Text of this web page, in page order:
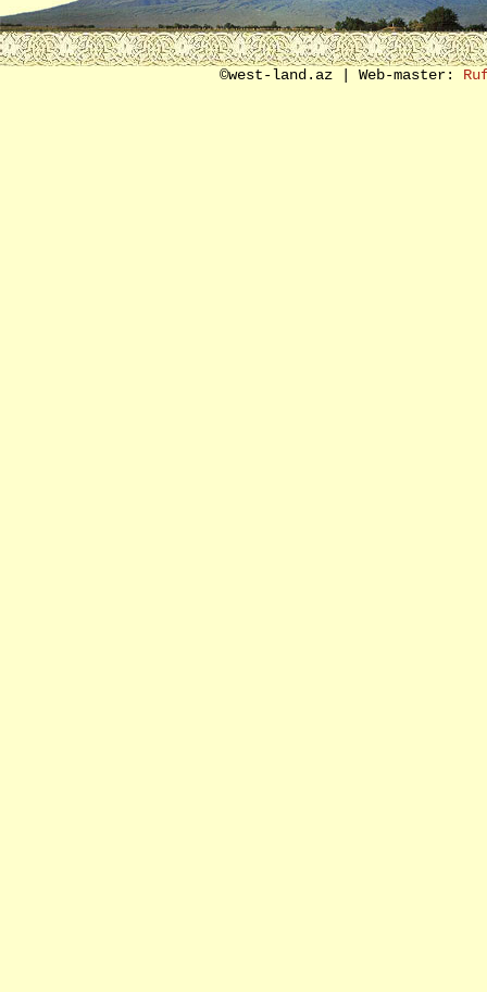
SON SÖZ ƏVƏZİ
©west-land.az | Web-master: